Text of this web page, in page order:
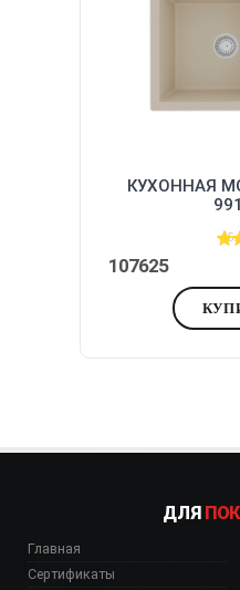
КУХОННАЯ
107625
ДЛЯ
Главная
Сертификаты